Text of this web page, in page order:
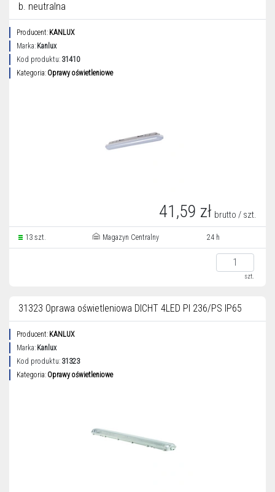
b. neutralna
Producent: KANLUX
Marka: Kanlux
Kod produktu: 31410
Kategoria: Oprawy oświetleniowe
41,59 zł brutto / szt.
13 szt. Magazyn Centralny 24 h
szt.
31323 Oprawa oświetleniowa DICHT 4LED PI 236/PS IP65
Producent: KANLUX
Marka: Kanlux
Kod produktu: 31323
Kategoria: Oprawy oświetleniowe